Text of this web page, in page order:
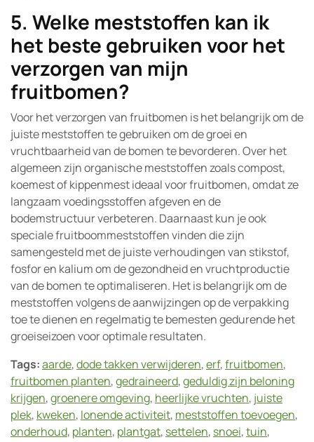
5. Welke meststoffen kan ik
het beste gebruiken voor het
verzorgen van mijn
fruitbomen?
Voor het verzorgen van fruitbomen is het belangrijk om de
juiste meststoffen te gebruiken om de groei en
vruchtbaarheid van de bomen te bevorderen. Over het
algemeen zijn organische meststoffen zoals compost,
koemest of kippenmest ideaal voor fruitbomen, omdat ze
langzaam voedingsstoffen afgeven en de
bodemstructuur verbeteren. Daarnaast kun je ook
speciale fruitboommeststoffen vinden die zijn
samengesteld met de juiste verhoudingen van stikstof,
fosfor en kalium om de gezondheid en vruchtproductie
van de bomen te optimaliseren. Het is belangrijk om de
meststoffen volgens de aanwijzingen op de verpakking
toe te dienen en regelmatig te bemesten gedurende het
groeiseizoen voor optimale resultaten.
Tags:aarde,dode takken verwijderen,erf,fruitbomen,
fruitbomen planten,gedraineerd,geduldig zijn beloning
krijgen,groenere omgeving, heerlijke vruchten, juiste
plek, kweken, lonende activiteit, meststoffen toevoegen,
onderhoud, planten, plantgat, settelen, snoei,tuin,